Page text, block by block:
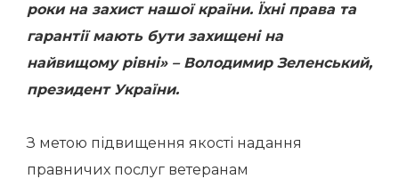
роки на захист нашої країни. Їхні права та
гарантії мають бути захищені на
найвищому рівні» – Володимир Зеленський,
президент України.
З метою підвищення якості надання
правничих послуг ветеранам